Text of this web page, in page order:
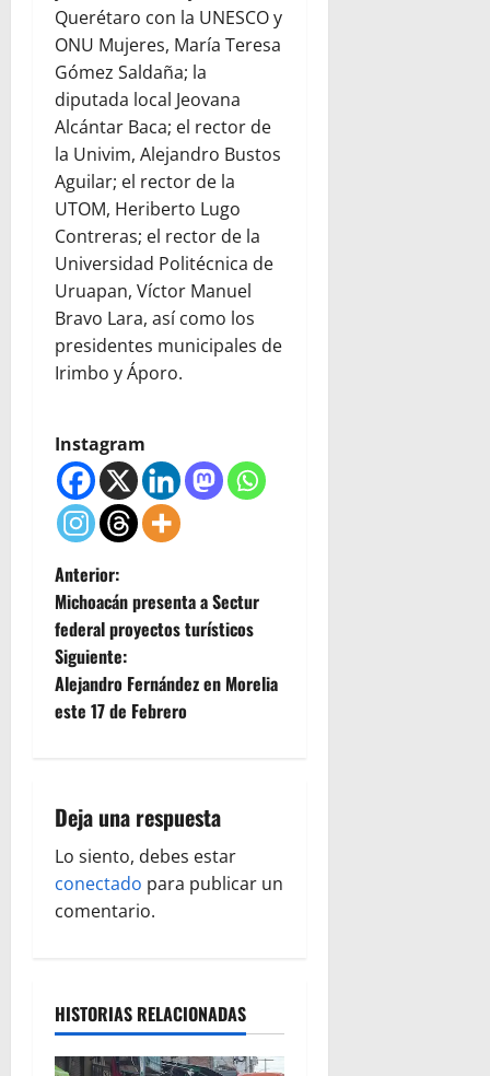
Querétaro con la UNESCO y
ONU Mujeres, María Teresa
Gómez Saldaña; la
diputada local Jeovana
Alcántar Baca; el rector de
la Univim, Alejandro Bustos
Aguilar; el rector de la
UTOM, Heriberto Lugo
Contreras; el rector de la
Universidad Politécnica de
Uruapan, Víctor Manuel
Bravo Lara, así como los
presidentes municipales de
Irimbo y Áporo.
Instagram
N
a
v
e
a
c
i
n
d
Anterior:
Michoacán presenta a Sectur
federal proyectos turísticos
Siguiente:
Alejandro Fernández en Morelia
este 17 de Febrero
Deja una respuesta
Lo siento, debes estar
conectado para publicar un
comentario.
HISTORIAS RELACIONADAS